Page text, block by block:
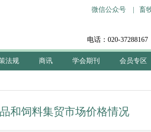
微信公众号 畜
电话：020-37288167
法规 商讯 学会期刊 会员专区
和饲料集贸市场价格情况